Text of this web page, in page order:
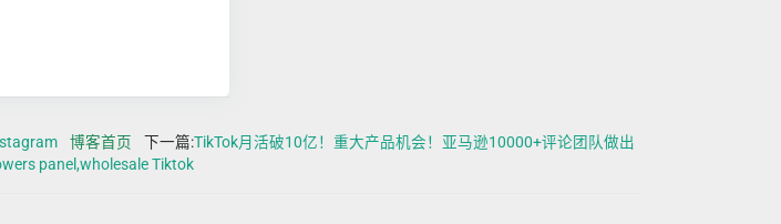
博客首页 下一篇:TikTok月活破10亿！重大产品机会！亚马逊10000+评论团队做出
panel,wholesale Tiktok